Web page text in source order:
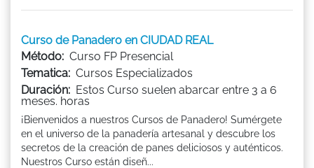
Curso de Panadero en CIUDAD REAL
Método: Curso FP Presencial
Tematica: Cursos Especializados
Duración: Estos Curso suelen abarcar entre 3 a 6
meses. horas
¡Bienvenidos a nuestros Cursos de Panadero! Sumérgete
en el universo de la panadería artesanal y descubre los
secretos de la creación de panes deliciosos y auténticos.
Nuestros Curso están diseñ...